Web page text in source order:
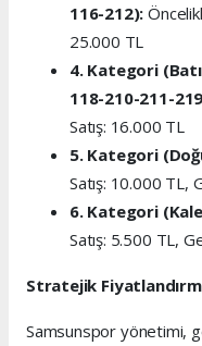
116-212):
25.000 TL
4. Kategori
118-210-211-
Satış: 16.000 TL
5. Kategori
Satış: 10.000 TL,
6. Kategori
Satış: 5.500 TL,
Stratejik
Samsunspor yönetimi,